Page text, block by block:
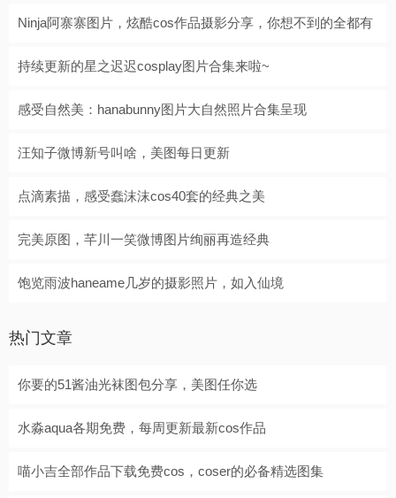
Ninja阿寨寨图片，炫酷cos作品摄影分享，你想不到的全都有
持续更新的星之迟迟cosplay图片合集来啦~
感受自然美：hanabunny图片大自然照片合集呈现
汪知子微博新号叫啥，美图每日更新
点滴素描，感受蠢沫沫cos40套的经典之美
完美原图，芊川一笑微博图片绚丽再造经典
饱览雨波haneame几岁的摄影照片，如入仙境
热门文章
你要的51酱油光袜图包分享，美图任你选
水淼aqua各期免费，每周更新最新cos作品
喵小吉全部作品下载免费cos，coser的必备精选图集